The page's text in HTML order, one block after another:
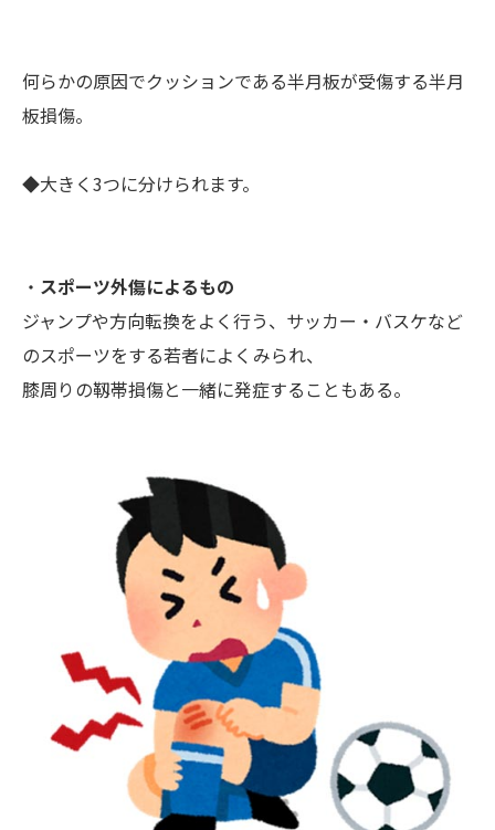
何らかの原因でクッションである半月板が受傷する半月
板損傷。
◆大きく3つに分けられます。
・ スポーツ外傷によるもの
ジャンプや方向転換をよく行う、サッカー・バスケなど
のスポーツをする若者によくみられ、
膝周りの靱帯損傷と一緒に発症することもある。